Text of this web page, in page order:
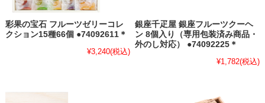
彩果の宝石 フルーツゼリーコレ
クション15種66個 ●74092611＊
¥3,240(税込)
銀座千疋屋 銀座フルーツクーヘ
ン 8個入り（専用包装済み商品・
外のし対応） ●74092225＊
¥1,782(税込)